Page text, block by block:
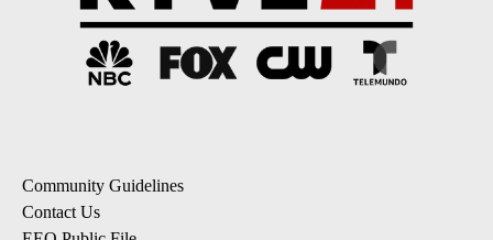
Community Guidelines
Contact Us